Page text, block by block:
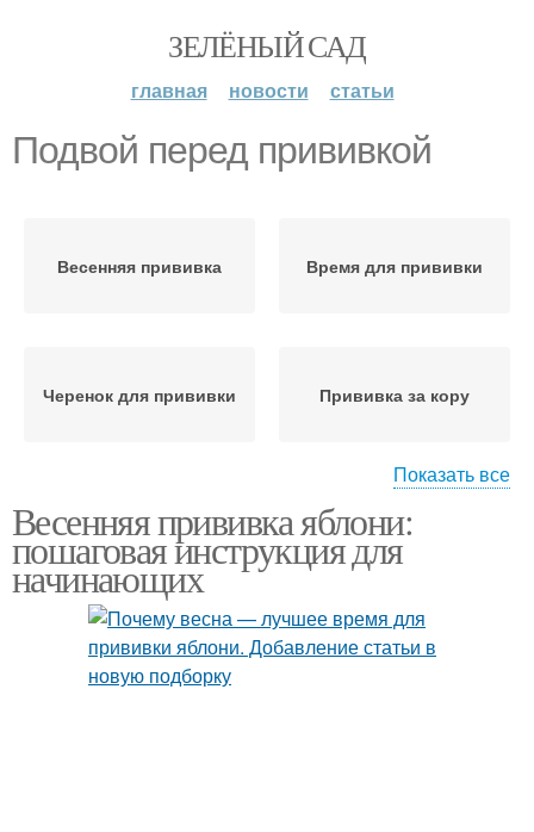
ЗЕЛЁНЫЙ САД
главная новости статьи
Подвой перед прививкой
Весенняя прививка Время для прививки
Черенок для прививки Прививка за кору
Прививка в боковой Прививка в расщеп
Черенок перед
прививкой
Подготовка к прививке
Показать все
Весенняя прививка яблони:
пошаговая инструкция для
начинающих